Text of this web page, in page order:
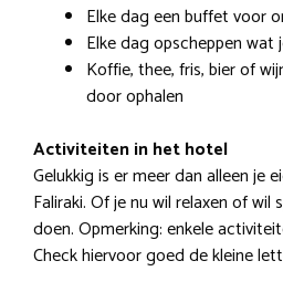
Elke dag een buffet voor
Elke dag opscheppen wat
Koffie, thee, fris, bier of
door ophalen
Activiteiten in het hotel
Gelukkig is er meer dan alleen je
Faliraki. Of je nu wil relaxen of
doen. Opmerking: enkele
Check hiervoor goed de kleine